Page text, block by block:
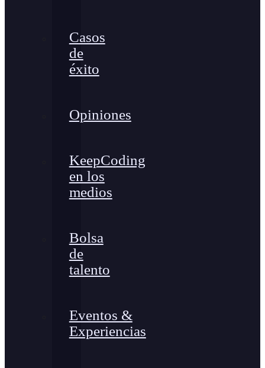
Casos
de
éxito
Opiniones
KeepCoding
en los
medios
Bolsa
de
talento
Eventos &
Experiencias